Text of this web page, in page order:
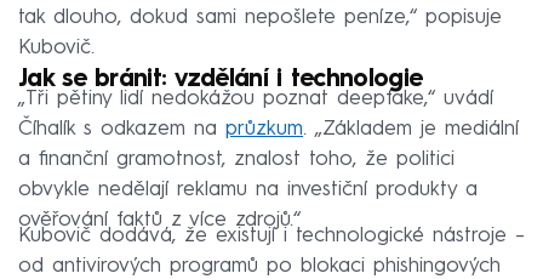
tak dlouho, dokud sami nepošlete peníze,“ popisuje
Kubovič.
Jak se bránit: vzdělání i technologie
„Tři pětiny lidí nedokážou poznat deepfake,“ uvádí
Číhalík s odkazem na průzkum. „Základem je mediální
a finanční gramotnost, znalost toho, že politici
obvykle nedělají reklamu na investiční produkty a
ověřování faktů z více zdrojů.“
Kubovič dodává, že existují i technologické nástroje –
od antivirových programů po blokaci phishingových